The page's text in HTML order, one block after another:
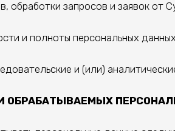
обработки запросов и заявок от
и полноты персональных
и (или)